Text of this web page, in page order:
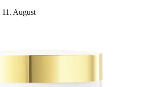
August